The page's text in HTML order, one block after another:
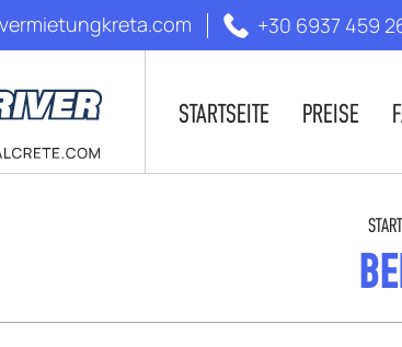
+30 6937 459
STARTSEITE PREISE